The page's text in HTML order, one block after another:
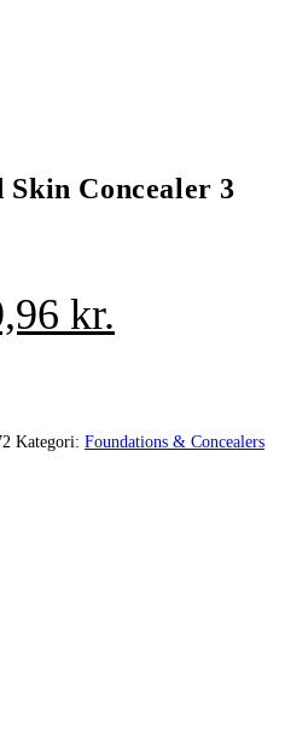
Skin Concealer 3
kr.
er:
Kategori: Foundations & Concealers